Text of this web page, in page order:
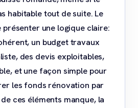
habitable tout de suite. Le
présenter une logique claire:
un budget travaux
des devis exploitables,
et une façon simple pour
les fonds rénovation par
ces éléments manque, la